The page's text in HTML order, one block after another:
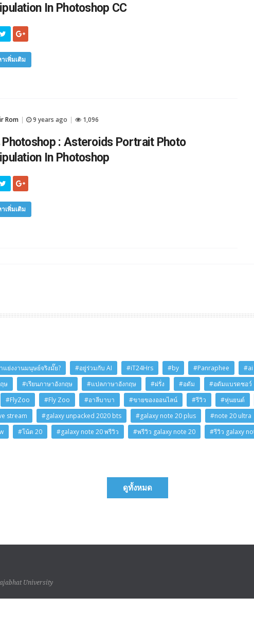
In Photoshop CC
เพิ่มเติม
Rom 9 years ago 1,096
: Asteroids Portrait Photo
In Photoshop
เพิ่มเติม
แย่งงานมนุษย์จริงมั๊ย? #อยู่ร่วมกับ AI #iT24Hrs #by #Panraphee #ai
ษ #เรียนภาษาอังกฤษ #แปลภาษาอังกฤษ #ฝรั่ง #อดัม #อดัมแบรดชอว์
#FlyZoo #Fly Zoo #อาลีบาบา #ขายของออนไลน์ #รีวิว #หุ่นยนต์
stream #galaxy unpacked 2020 bts #galaxy note 20 plus #note 20 ultra
#โน้ต 20 #galaxy note 20 พรีวิว #พรีวิว galaxy note 20 #รีวิว galaxy
ดูทั้งหมด
University